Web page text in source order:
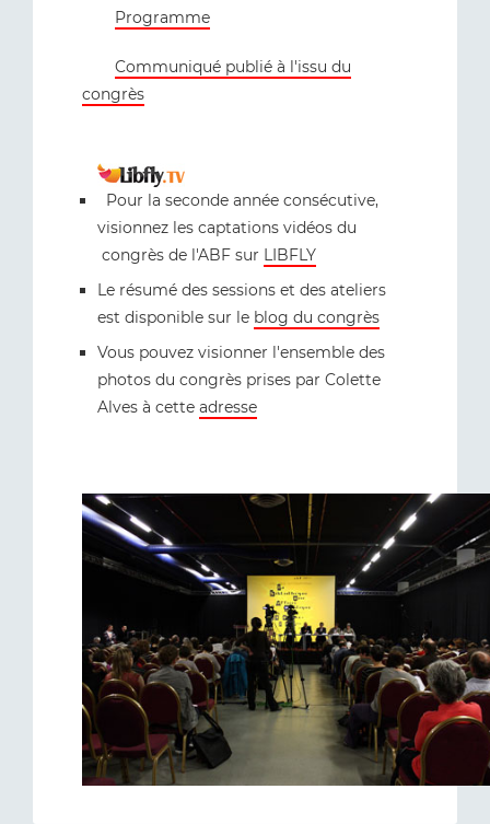
Programme
Communiqué publié à l'issu du
congrès
Pour la seconde année consécutive,
visionnez les captations vidéos du
congrès de l'ABF sur LIBFLY
Le résumé des sessions et des ateliers
est disponible sur le blog du congrès
Vous pouvez visionner l'ensemble des
photos du congrès prises par Colette
Alves à cette adresse